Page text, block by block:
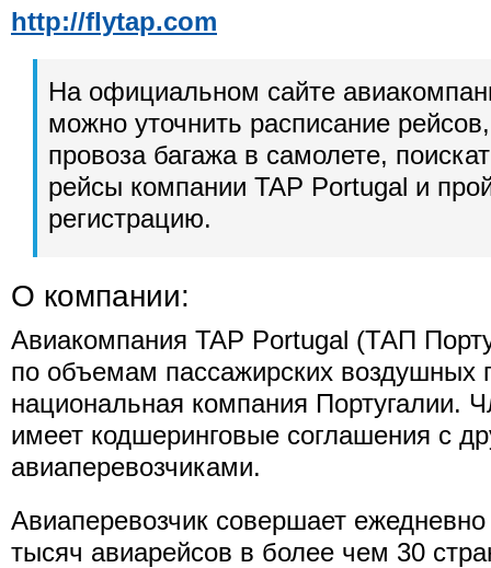
http://flytap.com
На официальном сайте
можно уточнить расписание
провоза багажа в самолете,
рейсы компании TAP Portugal и
регистрацию.
О компании:
Авиакомпания TAP Portugal (ТАП
по объемам пассажирских воздушных
национальная компания Португалии.
имеет кодшеринговые соглашения с
авиаперевозчиками.
Авиаперевозчик совершает
тысяч авиарейсов в более чем 30